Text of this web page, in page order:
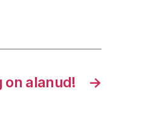
→
on alanud!